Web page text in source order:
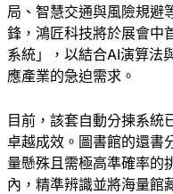
局、智慧交通與風險規避
鋒，鴻匠科技將於展會中
系統」，以結合AI演算法
應產業的急迫需求。
目前，該套自動分揀系統
卓越成效。圖書館的還書
量懸殊且需極高準確率的
內，精準辨識並將海量館